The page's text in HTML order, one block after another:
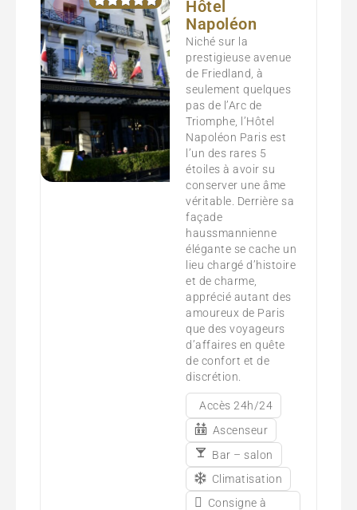
Hôtel
Napoléon
Niché sur la
prestigieuse avenue
de Friedland, à
seulement quelques
pas de l’Arc de
Triomphe, l’Hôtel
Napoléon Paris est
l’un des rares 5
étoiles à avoir su
conserver une âme
véritable. Derrière sa
façade
haussmannienne
élégante se cache un
lieu chargé d’histoire
et de charme,
apprécié autant des
amoureux de Paris
que des voyageurs
d’affaires en quête
de confort et de
discrétion.
Accès 24h/24
Ascenseur
Bar – salon
Climatisation
Consigne à